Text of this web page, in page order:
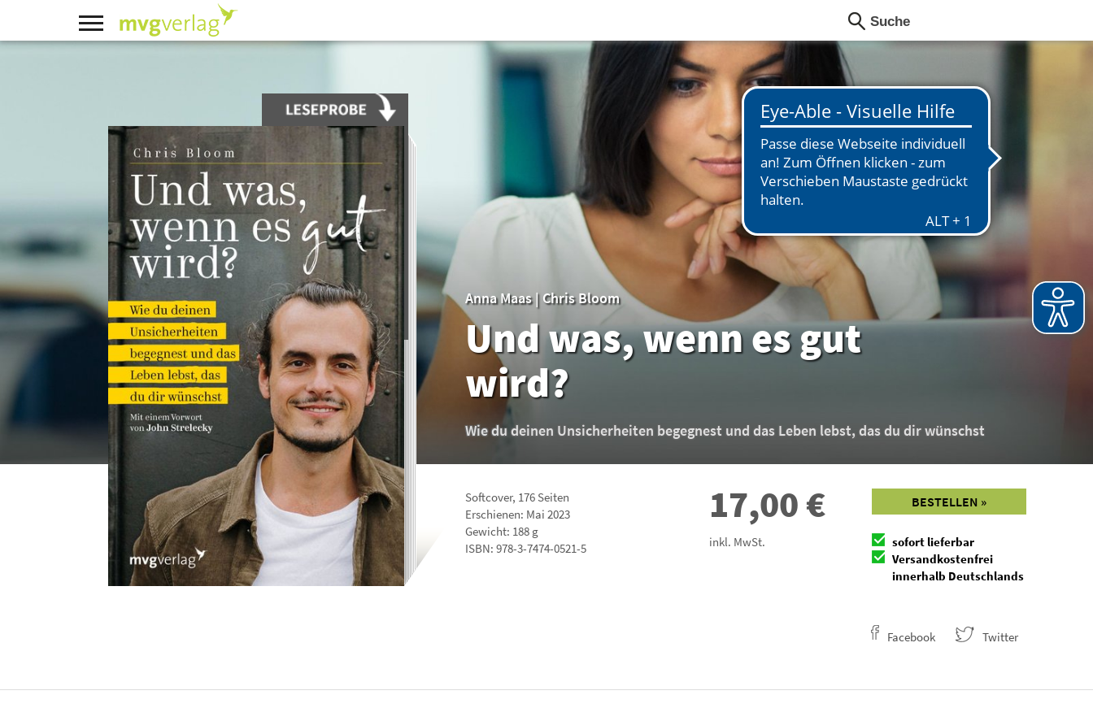
Anna Maas|Chris Bloom
Und was, wenn es gut
wird?
Wie du deinen Unsicherheiten begegnest und das Leben lebst, das du dir wünschst
Softcover, 176 Seiten
Erschienen: Mai 2023
Gewicht: 188 g
ISBN: 978-3-7474-0521-5
17,00€
inkl. MwSt.
BESTELLEN »
sofort lieferbar
Versandkostenfrei
innerhalb Deutschlands
Facebook Twitter